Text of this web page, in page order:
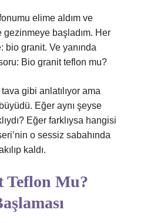
elime aldım ve
gezinmeye başladım. Her
bio granit. Ve yanında
Bio granit teflon mu?
gibi anlatılıyor ama
Eğer aynı şeyse
Eğer farklıysa hangisi
o sessiz sabahında
kaldı.
Teflon Mu?